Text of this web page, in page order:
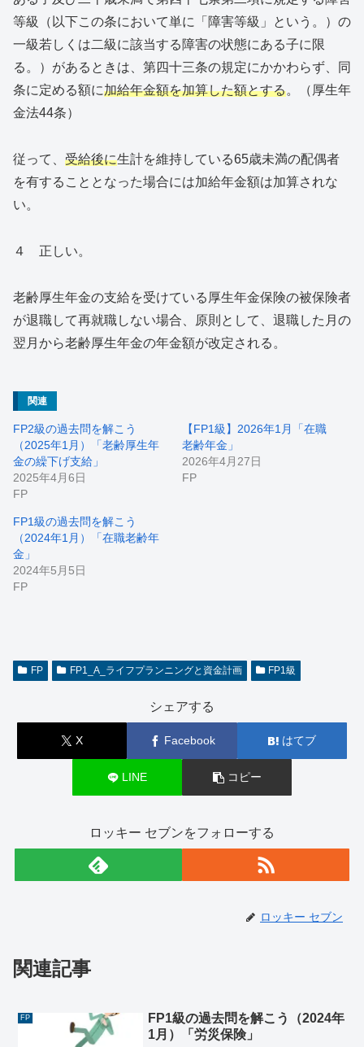
等級（以下この条において単に「障害等級」という。）の
一級若しくは二級に該当する障害の状態にある子に限
る。）があるときは、第四十三条の規定にかかわらず、同
条に定める額に加給年金額を加算した額とする。（厚生年
金法44条）
従って、 受給後に生計を維持している65歳未満の配偶者
を有することとなった場合には加給年金額は加算されな
い。
４ 正しい。
老齢厚生年金の支給を受けている厚生年金保険の被保険者
が退職して再就職しない場合、原則として、退職した月の
翌月から老齢厚生年金の年金額が改定される。
関連
FP2級の過去問を解こう
（2025年1月）「老齢厚生年
金の繰下げ支給」
2025年4月6日
FP
【FP1級】2026年1月「在職
老齢年金」
2026年4月27日
FP
FP1級の過去問を解こう
（2024年1月）「在職老齢年
金」
2024年5月5日
FP
FP FP1_A_ライフプランニングと資金計画 FP1級
シェアする
X Facebook はてブ
LINE コピー
ロッキー セブンをフォローする
ロッキー セブン
関連記事
FP
FP1級の過去問を解こう（2024年
1月）「労災保険」